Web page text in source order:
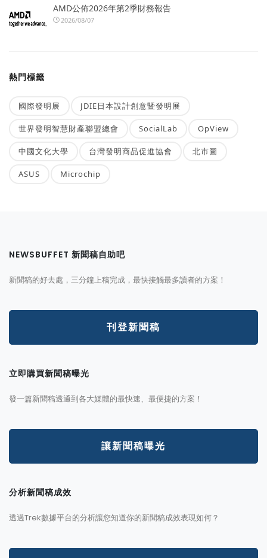
AMD公佈2026年第2季財務報告
2026/08/07
熱門標籤
國際發明展 JDIE日本設計創意暨發明展
世界發明智慧財產聯盟總會 SocialLab OpView
中國文化大學 台灣發明商品促進協會 北市圖
ASUS Microchip
NEWSBUFFET 新聞稿自助吧
新聞稿的好去處，三分鐘上稿完成，最快接觸最多讀者的方案！
刊登新聞稿
立即購買新聞稿曝光
發一篇新聞稿透通到各大媒體的最快速、最便捷的方案！
讓新聞稿曝光
分析新聞稿成效
透過Trek數據平台的分析讓您知道你的新聞稿成效表現如何？